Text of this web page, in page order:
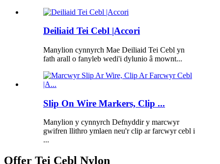
Deiliaid Tei Cebl |Accori
Manylion cynnyrch Mae Deiliaid Tei Cebl yn
fath arall o fanyleb wedi'i dylunio â mownt...
Slip On Wire Markers, Clip ...
Manylion y cynnyrch Defnyddir y marcwyr
gwifren llithro ymlaen neu'r clip ar farcwyr cebl i
...
Offer Tei Cebl Nylon